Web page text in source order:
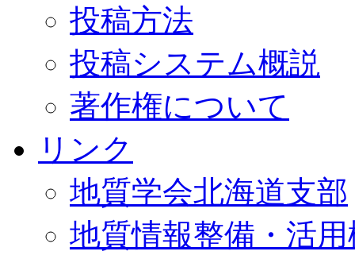
投稿方法
投稿システム概説
著作権について
リンク
地質学会北海道支部
地質情報整備・活